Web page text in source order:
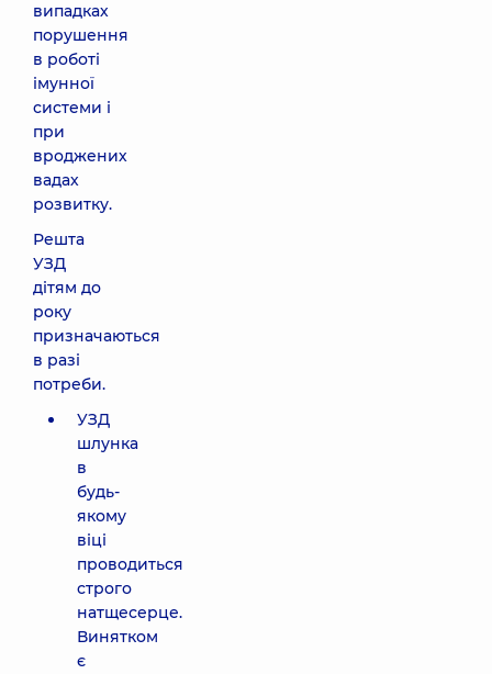
випадках
порушення
в роботі
імунної
системи і
при
вроджених
вадах
розвитку.
Решта
УЗД
дітям до
року
призначаються
в разі
потреби.
УЗД
шлунка
в
будь-
якому
віці
проводиться
строго
натщесерце.
Винятком
є